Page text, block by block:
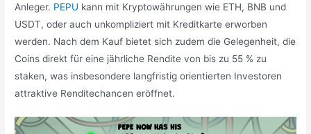
Anleger. PEPU kann mit Kryptowährungen wie ETH, BNB und
USDT, oder auch unkompliziert mit Kreditkarte erworben
werden. Nach dem Kauf bietet sich zudem die Gelegenheit, die
Coins direkt für eine jährliche Rendite von bis zu 55 % zu
staken, was insbesondere langfristig orientierten Investoren
attraktive Renditechancen eröffnet.